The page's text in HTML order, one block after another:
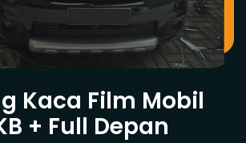
Kaca Film Mobil
+ Full Depan